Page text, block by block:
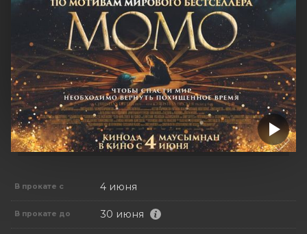
В прокате с 4 июня
В прокате до 30 июня